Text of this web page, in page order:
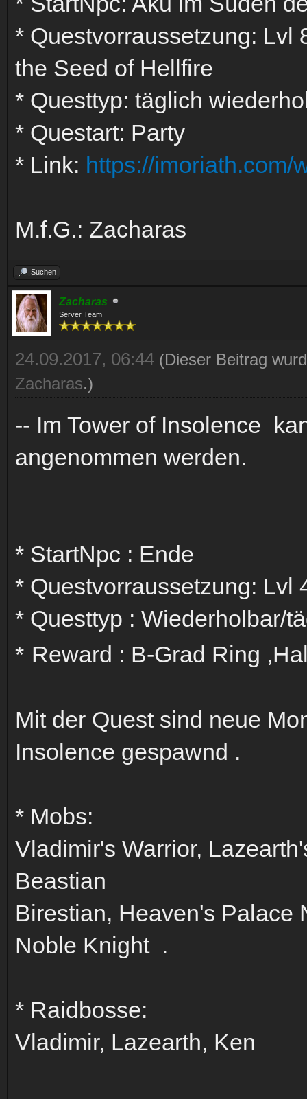
* Questvorraussetzung: Lvl
the Seed of Hellfire
* Questtyp: täglich
* Questart: Party
* Link: https://imoriath.com/
M.f.G.: Zacharas
Suchen
Zacharas
Server Team
24.09.2017, 06:44 (Dieser Beitrag
Zacharas.)
-- Im Tower of Insolence
angenommen werden.
* StartNpc : Ende
* Questvorraussetzung: Lvl
* Questtyp : Wiederholbar/
* Reward : B-Grad Ring
Mit der Quest sind neue
Insolence gespawnd .
* Mobs:
Vladimir's Warrior,
Beastian
Birestian, Heaven's Palace
Noble Knight .
* Raidbosse:
Vladimir, Lazearth, Ken